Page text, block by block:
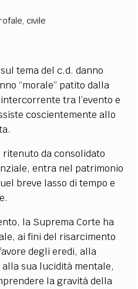
, civile
tema del c.d. danno
“morale” patito dalla
tra l’evento e
coscientemente allo
ritenuto da consolidato
entra nel patrimonio
breve lasso di tempo e
la Suprema Corte ha
ai fini del risarcimento
degli eredi, alla
sua lucidità mentale,
la gravità della